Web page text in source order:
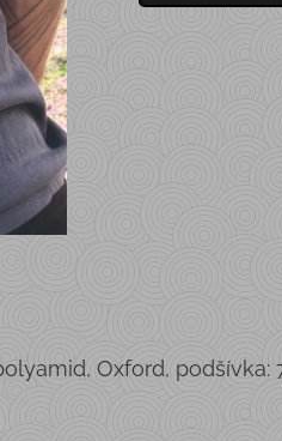
Oxford, podšívka: